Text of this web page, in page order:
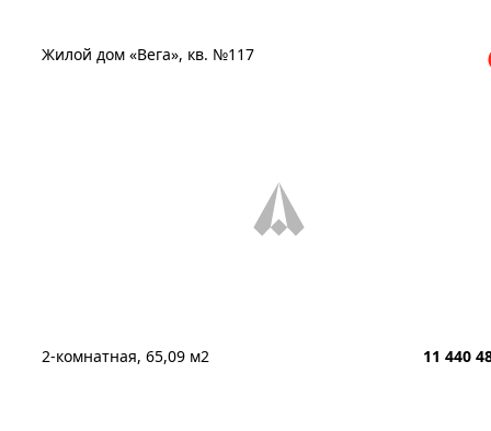
Жилой дом «Вега», кв. №117
2-комнатная, 65,09 м2 11 440